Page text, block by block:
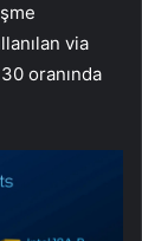
via
oranında